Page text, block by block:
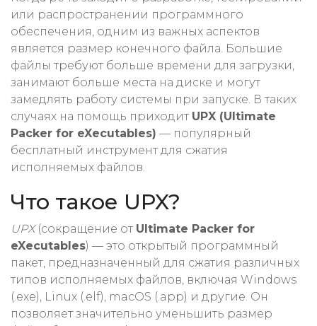
или распространении программного
обеспечения, одним из важных аспектов
является размер конечного файла. Большие
файлы требуют больше времени для загрузки,
занимают больше места на диске и могут
замедлять работу системы при запуске. В таких
случаях на помощь приходит UPX (Ultimate
Packer for eXecutables) — популярный
бесплатный инструмент для сжатия
исполняемых файлов.
Что такое UPX?
UPX(сокращение от Ultimate Packer for
eXecutables) — это открытый программный
пакет, предназначенный для сжатия различных
типов исполняемых файлов, включая Windows
(.exe), Linux (.elf), macOS (.app) и другие. Он
позволяет значительно уменьшить размер